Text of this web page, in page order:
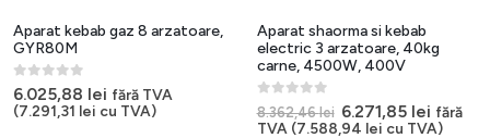
Aparat kebab gaz 8 arzatoare,
GYR80M
0out of 5
6.025,88 lei fără TVA
(7.291,31 lei cu TVA)
Aparat shaorma si kebab
electric 3 arzatoare, 40kg
carne, 4500W, 400V
0out of 5
8.362,46lei Prețul
inițial
6.271,85 lei Prețul
curent
fără
TVA (7.588,94 lei cu TVA)